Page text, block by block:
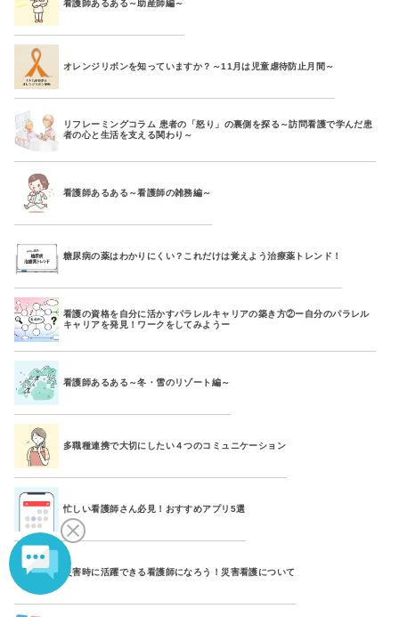
看護師あるある～助産師編～
オレンジリボンを知っていますか？～11月は児童虐待防止月間～
リフレーミングコラム 患者の「怒り」の裏側を探る～訪問看護で学んだ患
者の心と生活を支える関わり～
看護師あるある～看護師の雑務編～
糖尿病の薬はわかりにくい？これだけは覚えよう治療薬トレンド！
看護の資格を自分に活かすパラレルキャリアの築き方②ー自分のパラレル
キャリアを発見！ワークをしてみようー
看護師あるある～冬・雪のリゾート編～
多職種連携で大切にしたい４つのコミュニケーション
忙しい看護師さん必見！おすすめアプリ5選
災害時に活躍できる看護師になろう！災害看護について